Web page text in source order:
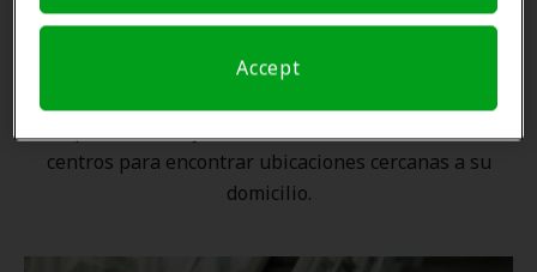
Accept
Gracias a nuestra
, ningún proveedor de
centros para encontrar ubicaciones cercanas a su
domicilio.